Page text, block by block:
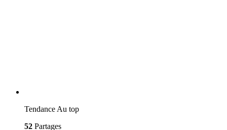
Tendance Au top
52 Partages